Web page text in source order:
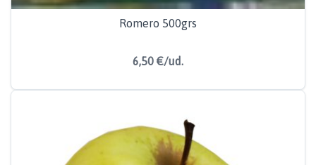
Romero 500grs
6,50 €/ud.